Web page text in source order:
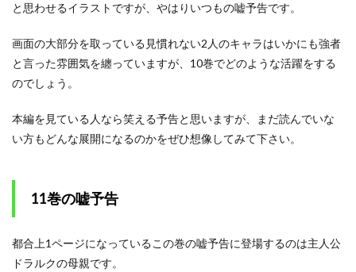
と思わせるイラストですが、やはりいつもの嘘予告です。
画面の大部分を取っている見慣れない2人のキャラはいかにも強者
と言った雰囲気を纏っていますが、10巻でどのような活躍をする
のでしょう。
本編を見ている人なら笑える予告と思いますが、まだ読んでいな
い方もどんな展開になるのかをぜひ想像してみて下さい。
11巻の嘘予告
都合上1ページになっているこの巻の嘘予告に登場するのは主人公
ドラルクの母親です。